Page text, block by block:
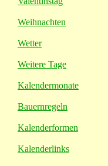
Weihnachten
Wetter
Weitere Tage
Kalendermonate
Bauernregeln
Kalenderformen
Kalenderlinks